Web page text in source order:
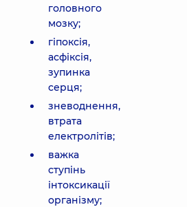
головного
мозку;
гіпоксія,
асфіксія,
зупинка
серця;
зневоднення,
втрата
електролітів;
важка
ступінь
інтоксикації
організму;